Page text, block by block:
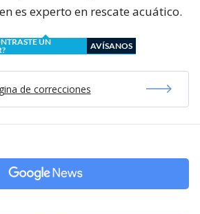
es experto en rescate acuático.
UN
AVÍSANOS
de correcciones